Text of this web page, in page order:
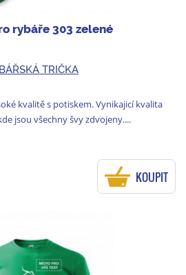
rybáře 303 zelené
TRIČKA
kvalitě s potiskem. Vynikajicí kvalita
jsou všechny švy zdvojeny....
KOUPIT